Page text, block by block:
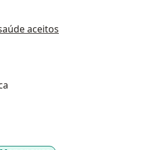
aceitos